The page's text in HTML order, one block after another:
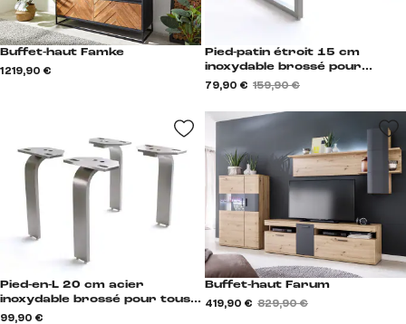
Buffet-haut Famke
1 219,90 €
Pied-patin étroit 15 cm
inoxydable brossé pour
meubles à caisson de
2) Kufe
79,90 € 159,90 €
Pied-en-L 20 cm acier
inoxydable brossé pour tous
types de meubles (set de 4) L-
99,90 €
Buffet-haut Farum
419,90 € 829,90 €